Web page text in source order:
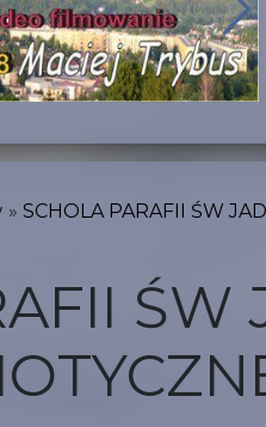
SCHOLA PARAFII ŚW
ŚW